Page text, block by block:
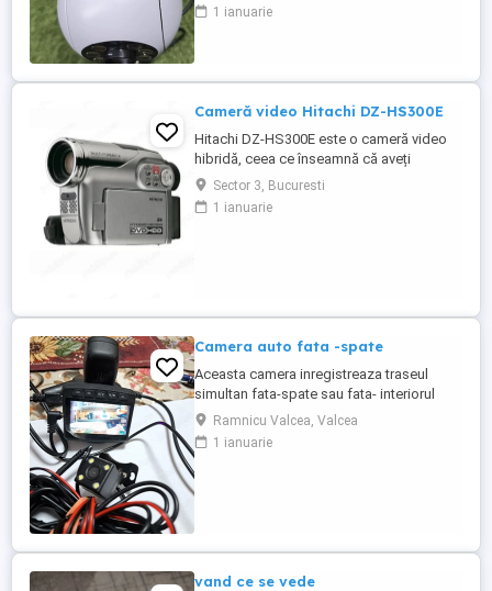
Format video: PAL NTSC Procesare video:
la hotspot AP, fara video de retea Viziune
1 ianuarie
Cameră video Hitachi DZ-HS300E
Hitachi DZ-HS300E este o cameră video
hibridă, ceea ce înseamnă că aveți
opțiunea de a înregistra pe Mini DV,
precum și pe hard disk. Caracteristici: Slot
pentru card SD Zoom digital 1200x Ecran
Sector 3, Bucuresti
1 ianuarie
Camera auto fata -spate
Aceasta camera inregistreaza traseul
simultan fata-spate sau fata- interiorul
masinii, in funcie de dorinta fiecaruia. Are
functia de monitorizare a parcarii, cu
conditia sa fie alimetata permanent.
Ramnicu Valcea, Valcea
1 ianuarie
vand ce se vede